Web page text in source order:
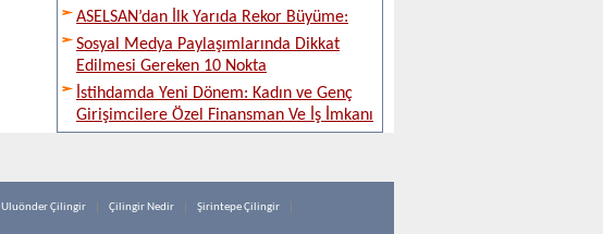
ASELSAN’dan İlk Yarıda Rekor Büyüme:
Sosyal Medya Paylaşımlarında Dikkat
Edilmesi Gereken 10 Nokta
İstihdamda Yeni Dönem: Kadın ve Genç
Girişimcilere Özel Finansman Ve İş İmkanı
Uluönder Çilingir Çilingir Nedir
Şirintepe Çilingir